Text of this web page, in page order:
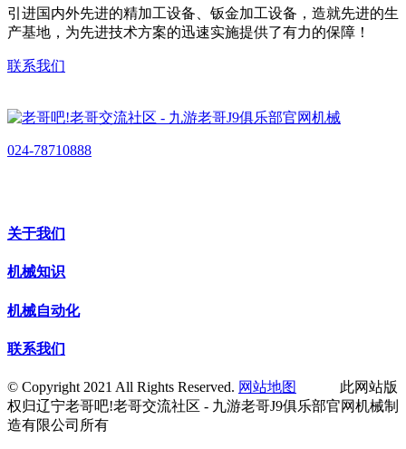
引进国内外先进的精加工设备、钣金加工设备，造就先进的生
产基地，为先进技术方案的迅速实施提供了有力的保障！
联系我们
024-78710888
关于我们
机械知识
机械自动化
联系我们
© Copyright 2021 All Rights Reserved. 网站地图
此网站版
权归辽宁老哥吧!老哥交流社区 - 九游老哥J9俱乐部官网机械制
造有限公司所有